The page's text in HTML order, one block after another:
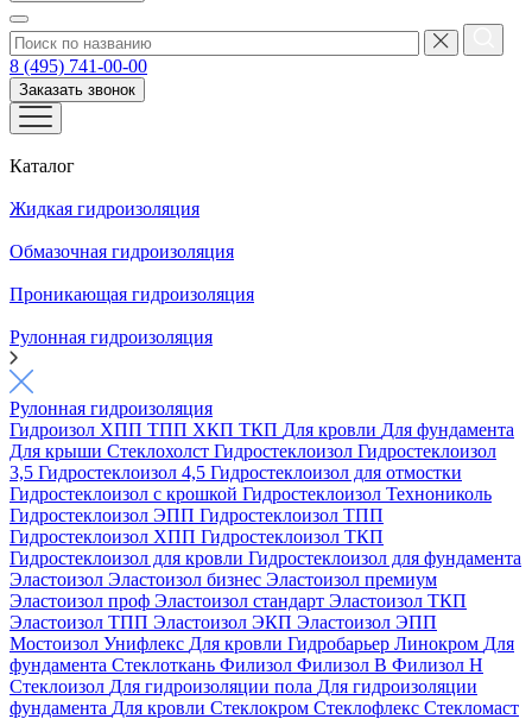
8 (495) 741-00-00
Заказать звонок
Каталог
Жидкая гидроизоляция
Обмазочная гидроизоляция
Проникающая гидроизоляция
Рулонная гидроизоляция
Рулонная гидроизоляция
Гидроизол ХПП ТПП ХКП ТКП Для кровли Для фундамента
Для крыши Стеклохолст Гидростеклоизол Гидростеклоизол
3,5 Гидростеклоизол 4,5 Гидростеклоизол для отмостки
Гидростеклоизол с крошкой Гидростеклоизол Технониколь
Гидростеклоизол ЭПП Гидростеклоизол ТПП
Гидростеклоизол ХПП Гидростеклоизол ТКП
Гидростеклоизол для кровли Гидростеклоизол для фундамента
Эластоизол Эластоизол бизнес Эластоизол премиум
Эластоизол проф Эластоизол стандарт Эластоизол ТКП
Эластоизол ТПП Эластоизол ЭКП Эластоизол ЭПП
Мостоизол Унифлекс Для кровли Гидробарьер Линокром Для
фундамента Стеклоткань Филизол Филизол В Филизол Н
Стеклоизол Для гидроизоляции пола Для гидроизоляции
фундамента Для кровли Стеклокром Стеклофлекс Стекломаст